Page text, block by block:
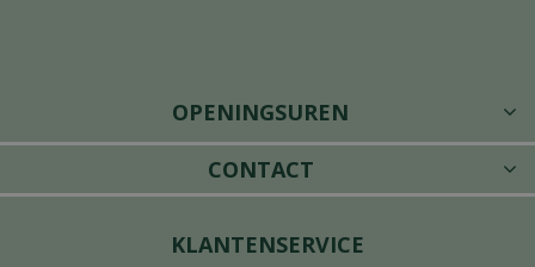
OPENINGSUREN
CONTACT
KLANTENSERVICE